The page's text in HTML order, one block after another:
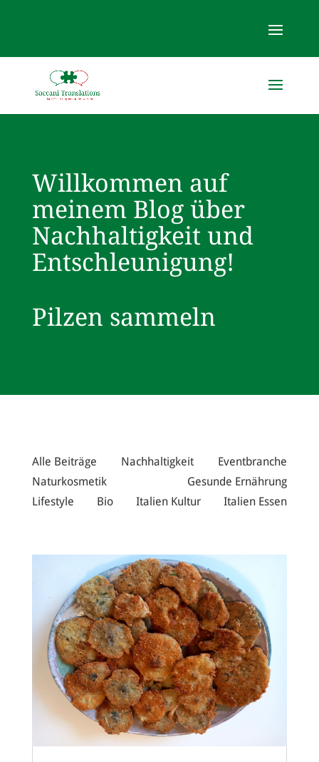
Willkommen auf
meinem Blog über
Nachhaltigkeit und
Entschleunigung!
Pilzen sammeln
Alle Beiträge Nachhaltigkeit
Eventbranche
Naturkosmetik
Gesunde Ernährung
Lifestyle
Bio Italien Kultur Italien Essen